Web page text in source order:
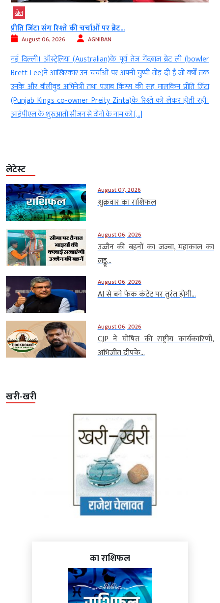
खेल
प्रीति जिंटा संग रिश्ते की चर्चाओं पर ब्रेट...
August 06, 2026 AGNIBAN
नई दिल्ली। ऑस्ट्रेलिया (Australian)के पूर्व तेज गेंदबाज ब्रेट ली (bowler
Brett Lee)ने आखिरकार उन चर्चाओं पर अपनी चुप्पी तोड़ दी है जो वर्षों तक
उनके और बॉलीवुड अभिनेत्री तथा पंजाब किंग्स की सह मालकिन प्रीति जिंटा
(Punjab Kings co-owner Preity Zinta)के रिश्ते को लेकर होती रहीं।
आईपीएल के शुरुआती सीजन से दोनों के नाम को […]
लेटेस्ट
August 07, 2026
शुक्रवार का राशिफल
August 06, 2026
उज्जैन की बहनों का जज्बा, महाकाल का
लड्डू...
August 06, 2026
AI से बने फेक कंटेंट पर तुरंत होगी...
August 06, 2026
CJP ने घोषित की राष्ट्रीय कार्यकारिणी,
अभिजीत दीपके...
खरी-खरी
का राशिफल